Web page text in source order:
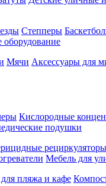
Степперы
Мячи Аксессуары для
Кислородные
подушки
рециркуляторы
Мебель для
пляжа и кафе